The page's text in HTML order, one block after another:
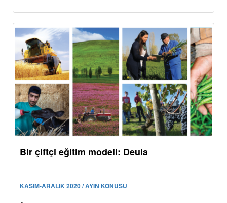
Bir çiftçi eğitim modeli: Deula
KASIM-ARALIK 2020 / AYIN KONUSU